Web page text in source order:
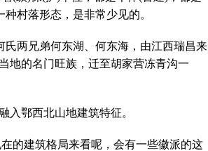
村落形态，是非常少见的。
氏两兄弟何东湖、何东海，由江西瑞昌来
地的名门旺族，迁至胡家营冻青沟一
入鄂西北山地建筑特征。
的建筑格局来看呢，会有一些徽派的这